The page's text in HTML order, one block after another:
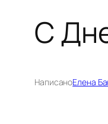
С
НаписаноЕлена